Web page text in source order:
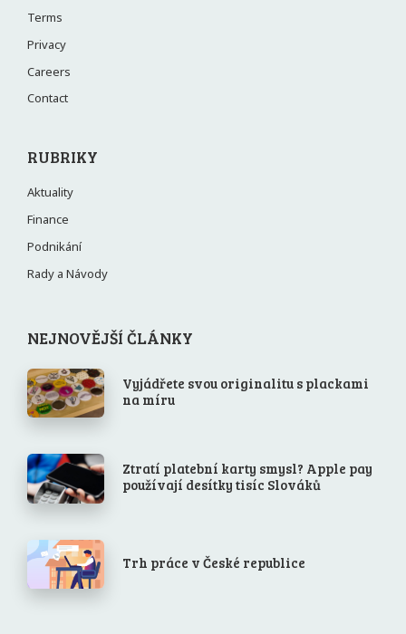
Terms
Privacy
Careers
Contact
RUBRIKY
Aktuality
Finance
Podnikání
Rady a Návody
NEJNOVĚJŠÍ ČLÁNKY
Vyjádřete svou originalitu s plackami
na míru
Ztratí platební karty smysl? Apple pay
používají desítky tisíc Slováků
Trh práce v České republice